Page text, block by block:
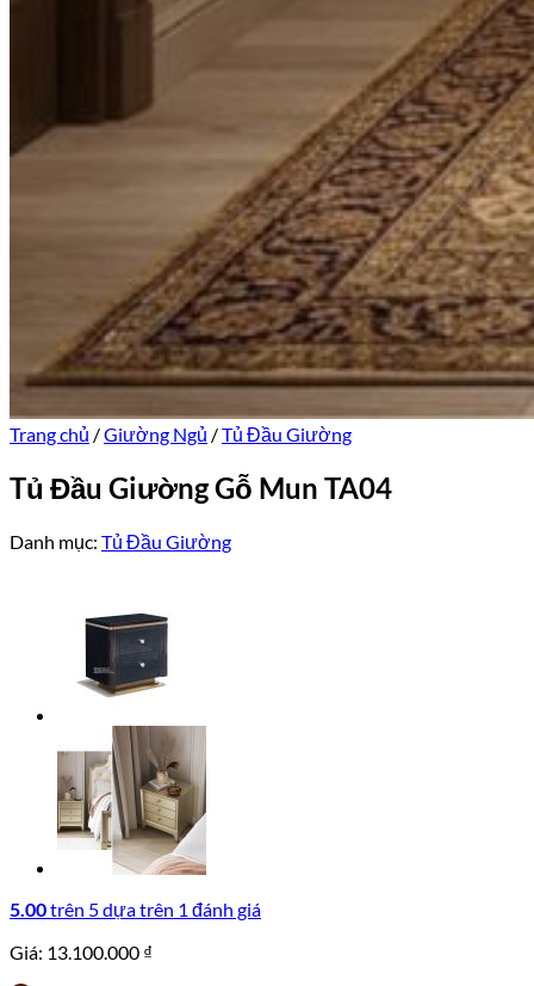
Trang chủ /Giường Ngủ /Tủ Đầu Giường
Tủ Đầu Giường Gỗ Mun TA04
Danh mục: Tủ Đầu Giường
5.00trên 5 dựa trên 1 đánh giá
Giá: 13.100.000 ₫